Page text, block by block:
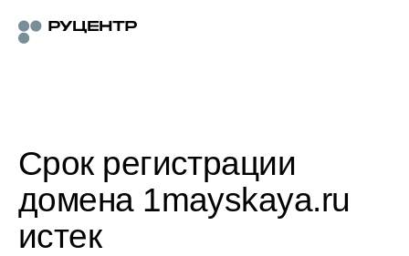
Срок регистрации
домена 1mayskaya.ru
истек